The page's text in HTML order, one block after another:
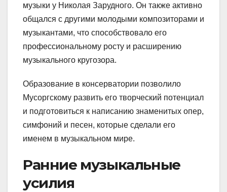
музыки у Николая Зарудного. Он также активно
общался с другими молодыми композиторами и
музыкантами, что способствовало его
профессиональному росту и расширению
музыкального кругозора.
Образование в консерватории позволило
Мусоргскому развить его творческий потенциал
и подготовиться к написанию знаменитых опер,
симфоний и песен, которые сделали его
именем в музыкальном мире.
Ранние музыкальные
усилия